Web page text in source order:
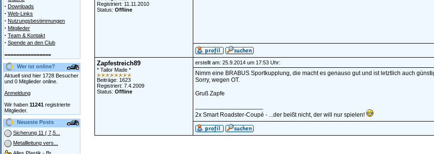
· Downloads
· Web-Links
· Nutzungsbestimmungen
· Mitglieder
· Team & Kontakt
· Spende an den Club
================
Wer ist online?
Aktuell sind hier 1728 Besucher
und 0 Mitglieder online.
Anmeldung
Wir haben 11241 registrierte
Mitglieder.
Neueste Posts
Sicherung 11 ( 7,5...
Metallleitung vers...
Registriert: 11.11.2010
Status: Offline
Zapfestreich89
* Tailor Made *
Beiträge: 1623
Registriert: 7.4.2009
Status: Offline
erstellt am: 25.9.2014 um 17:53 Uhr:
Nimm eine BRABUS Sportkupplung, die macht es genauso gut und ist letztlich auch
Sorry, wegen OT.
Gruß Zapfe
2x Smart Roadster-Coupé - ...der beißt nicht, der will nur spielen!